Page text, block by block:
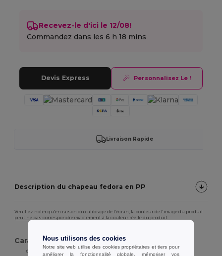
Recevez-le d'ici le 12/08!
Commandez dans les6 h 18 mins
Devis Express Personnalisez Le !
Livraison Rapide
Description du chapeau fedora en PP
Veuillez noter qu'en raison du calibrage de l'écran, la couleur de l'image du produit
peut ne pas correspondre exactement à la couleur réelle du produit.
Caractéristiques :
Matériau PP tissé
Nous utilisons des cookies
Notre site web utilise des cookies propriétaires et tiers pour
améliorer la fonctionnalité globale, mémoriser vos